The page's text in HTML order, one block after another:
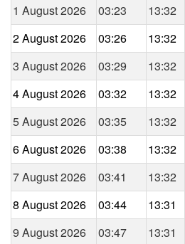
1 August 2026
03:23 13:32
2 August 2026
03:26 13:32
3 August 2026
03:29 13:32
4 August 2026
03:32 13:32
5 August 2026
03:35 13:32
6 August 2026
03:38 13:32
7 August 2026
03:41 13:32
8 August 2026
03:44 13:31
9 August 2026
03:47 13:31